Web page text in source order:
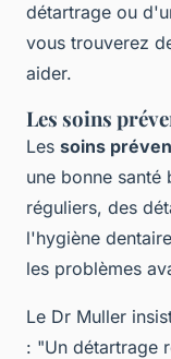
détartrage ou
vous trouverez
aider.
Les soins
Les soins
une bonne santé
réguliers, des
l'hygiène
les problèmes
Le Dr Muller
: "Un détartrage